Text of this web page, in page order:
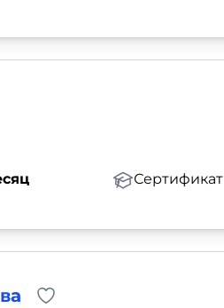
Сертификат